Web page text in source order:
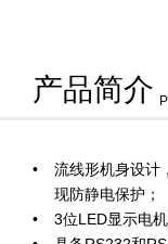
产品简介
流线形机身设计
现防静电保护；
3位LED显示电